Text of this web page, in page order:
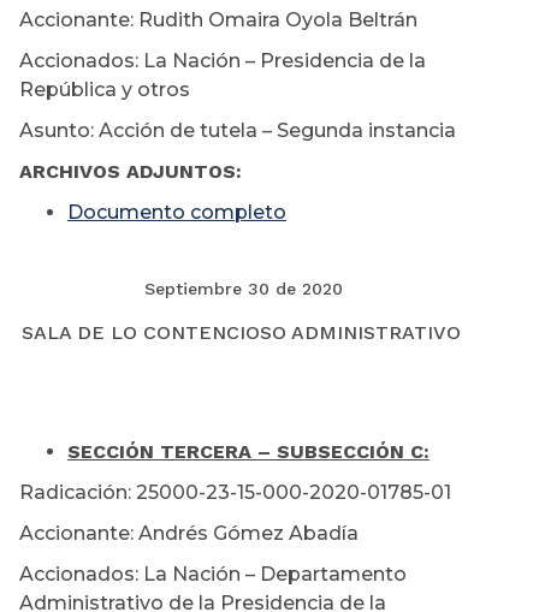
Accionante: Rudith Omaira Oyola Beltrán
Accionados: La Nación – Presidencia de la
República y otros
Asunto: Acción de tutela – Segunda instancia
ARCHIVOS ADJUNTOS:
Documento completo
Septiembre 30 de 2020
SALA DE LO CONTENCIOSO ADMINISTRATIVO
SECCIÓN TERCERA – SUBSECCIÓN C:
Radicación: 25000-23-15-000-2020-01785-01
Accionante: Andrés Gómez Abadía
Accionados: La Nación – Departamento
Administrativo de la Presidencia de la